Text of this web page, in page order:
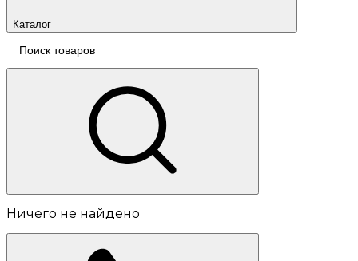
Каталог
Ничего не найдено